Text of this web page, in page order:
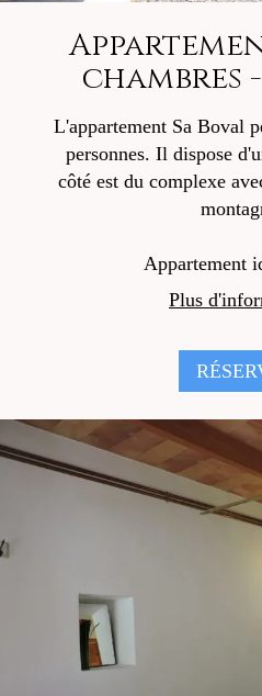
chambres
L'appartement Sa Boval
personnes. Il dispose
côté est du complexe
Appartement
Plus